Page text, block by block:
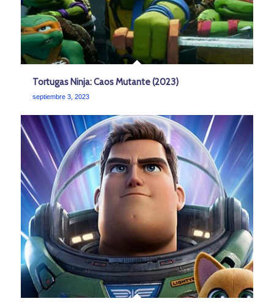
Tortugas Ninja: Caos Mutante (2023)
septiembre 3, 2023